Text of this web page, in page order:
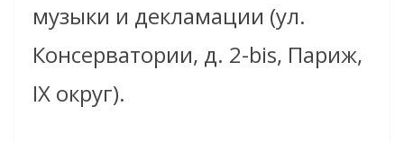
музыки и декламации (ул.
Консерватории, д. 2-bis, Париж,
IX округ).